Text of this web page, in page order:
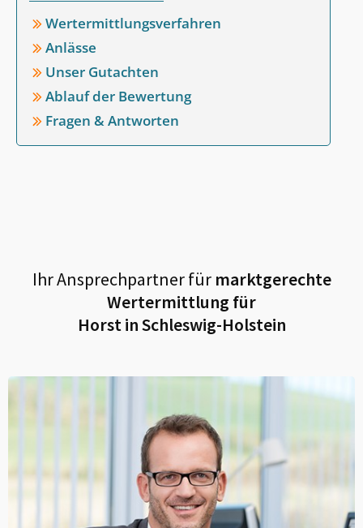
Wertermittlungsverfahren
Anlässe
Unser Gutachten
Ablauf der Bewertung
Fragen & Antworten
Ihr Ansprechpartner fürmarktgerechte
Wertermittlung für
Horst in Schleswig-Holstein